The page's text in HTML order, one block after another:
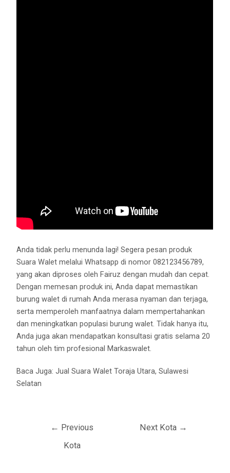
Anda tidak perlu menunda lagi! Segera pesan produk
Suara Walet melalui Whatsapp di nomor 082123456789,
yang akan diproses oleh Fairuz dengan mudah dan cepat.
Dengan memesan produk ini, Anda dapat memastikan
burung walet di rumah Anda merasa nyaman dan terjaga,
serta memperoleh manfaatnya dalam mempertahankan
dan meningkatkan populasi burung walet. Tidak hanya itu,
Anda juga akan mendapatkan konsultasi gratis selama 20
tahun oleh tim profesional Markaswalet.
Baca Juga:Jual Suara Walet Toraja Utara, Sulawesi
Selatan
← Previous
Kota
Next Kota →